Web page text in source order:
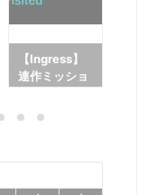
【Ingress】
連作ミッショ